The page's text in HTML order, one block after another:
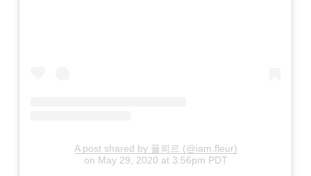
A post shared by 플뢰르 (@iam.fleur)
on May 29, 2020 at 3:56pm PDT